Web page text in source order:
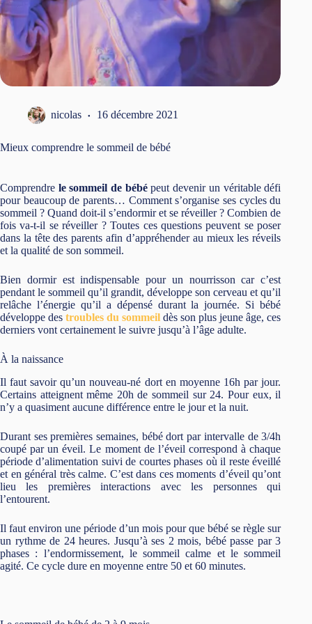
nicolas 16 décembre 2021
Mieux comprendre le sommeil de bébé
Comprendre le sommeil de bébépeut devenir un véritable défi
pour beaucoup de parents… Comment s’organise ses cycles du
sommeil ? Quand doit-il s’endormir et se réveiller ? Combien de
fois va-t-il se réveiller ? Toutes ces questions peuvent se poser
dans la tête des parents afin d’appréhender au mieux les réveils
et la qualité de son sommeil.
Bien dormir est indispensable pour un nourrisson car c’est
pendant le sommeil qu’il grandit, développe son cerveau et qu’il
relâche l’énergie qu’il a dépensé durant la journée. Si bébé
développe destroubles du sommeil dès son plus jeune âge, ces
derniers vont certainement le suivre jusqu’à l’âge adulte.
À la naissance
Il faut savoir qu’un nouveau-né dort en moyenne 16h par jour.
Certains atteignent même 20h de sommeil sur 24. Pour eux, il
n’y a quasiment aucune différence entre le jour et la nuit.
Durant ses premières semaines, bébé dort par intervalle de 3/4h
coupé par un éveil. Le moment de l’éveil correspond à chaque
période d’alimentation suivi de courtes phases où il reste éveillé
et en général très calme. C’est dans ces moments d’éveil qu’ont
lieu les premières interactions avec les personnes qui
l’entourent.
Il faut environ une période d’un mois pour que bébé se règle sur
un rythme de 24 heures. Jusqu’à ses 2 mois, bébé passe par 3
phases : l’endormissement, le sommeil calme et le sommeil
agité. Ce cycle dure en moyenne entre 50 et 60 minutes.